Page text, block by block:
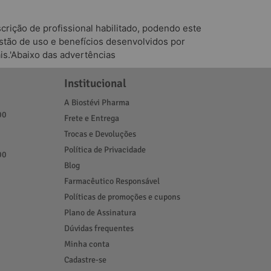
de profissional habilitado, podendo este
de uso e benefícios desenvolvidos por
das advertências
Institucional
A Biostévi Pharma
Frete e Entrega
Trocas e Devoluções
Política de Privacidade
Blog
Farmacêutico Responsável
Políticas de promoções e cupons
Plano de Assinatura
Dúvidas frequentes
Minha conta
Cadastre-se